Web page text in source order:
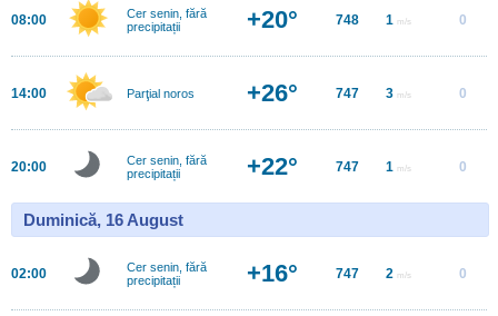
08:00
Cer senin, fără
precipitații
+20° 748 1 m/s 0
14:00 Parţial noros +26° 747 3 m/s 0
20:00
Cer senin, fără
precipitații
+22° 747 1 m/s 0
Duminică, 16 August
02:00
Cer senin, fără
precipitații
+16° 747 2 m/s 0